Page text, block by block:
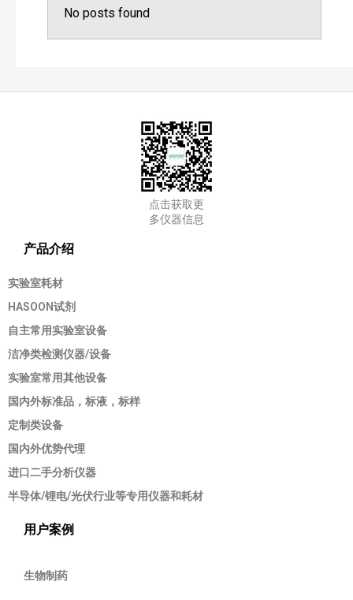
No posts found
点击获取更
多仪器信息
产品介绍
实验室耗材
HASOON试剂
自主常用实验室设备
洁净类检测仪器/设备
实验室常用其他设备
国内外标准品，标液，标样
定制类设备
国内外优势代理
进口二手分析仪器
半导体/锂电/光伏行业等专用仪器和耗材
用户案例
生物制药